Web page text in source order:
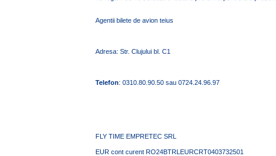
Agentii bilete de avion teius
Adresa: Str. Clujului bl. C1
Telefon: 0310.80.90.50 sau 0724.24.96.97
FLY TIME EMPRETEC SRL
EUR cont curent RO24BTRLEURCRT0403732501